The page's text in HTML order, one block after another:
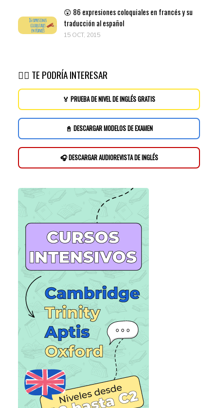
😲 86 expresiones coloquiales en francés y su
traducción al español
15 OCT, 2015
👉🏽 TE PODRÍA INTERESAR
🏅 PRUEBA DE NIVEL DE INGLÉS GRATIS
📓 DESCARGAR MODELOS DE EXAMEN
🎧 DESCARGAR AUDIOREVISTA DE INGLÉS